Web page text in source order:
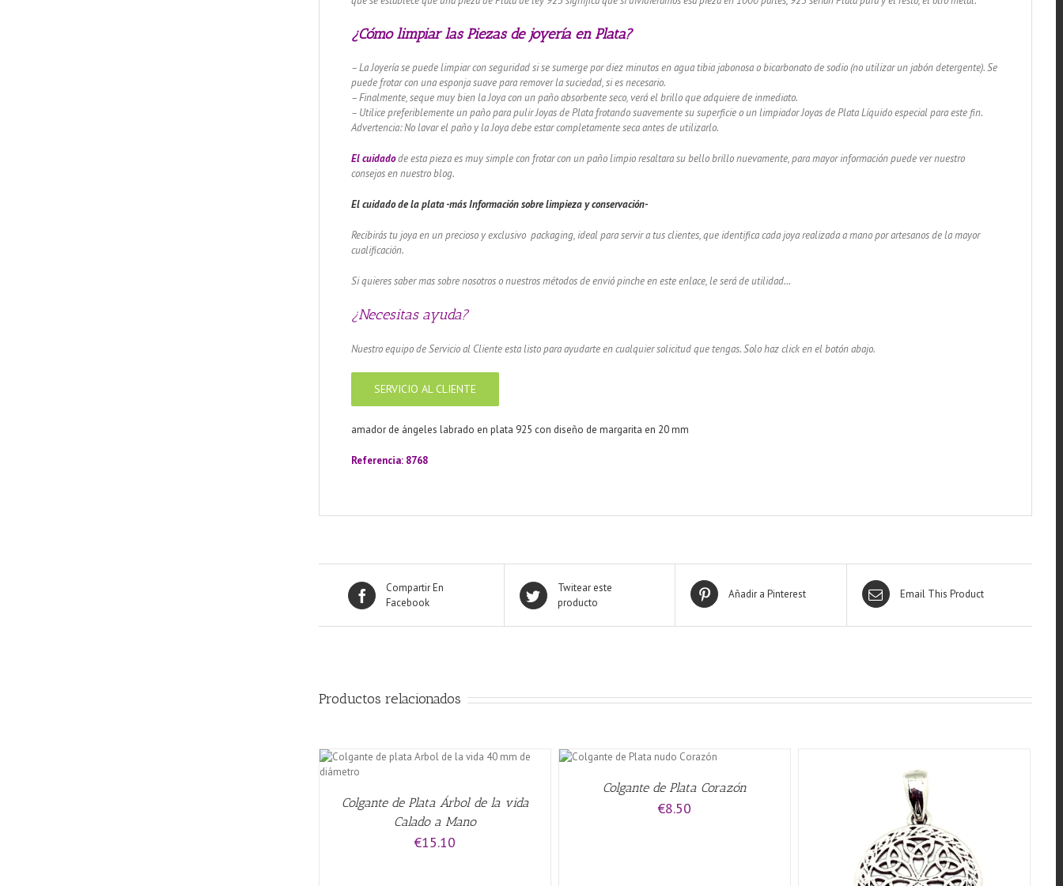
¿Cómo limpiar las Piezas de joyería en Plata?
– La Joyería se puede limpiar con seguridad si se sumerge por diez minutos en agua tibia jabonosa o bicarbonato de sodio (no utilizar un jabón detergente). Se
puede frotar con una esponja suave para remover la suciedad, si es necesario.
– Finalmente, seque muy bien la Joya con un paño absorbente seco, verá el brillo que adquiere de inmediato.
– Utilice preferiblemente un paño para pulir Joyas de Plata frotando suavemente su superficie o un limpiador Joyas de Plata Líquido especial para este fin.
Advertencia: No lavar el paño y la Joya debe estar completamente seca antes de utilizarlo.
El cuidadode esta pieza es muy simple con frotar con un paño limpio resaltara su bello brillo nuevamente, para mayor información puede ver nuestro
consejos en nuestro blog.
El cuidado dela plata -más Información sobre limpieza y conservación-
Recibirás tu joya en un precioso y exclusivo packaging, ideal para servir a tus clientes, que identifica cada joya realizada a mano por artesanos de la mayor
cualificación.
Si quieres saber mas sobre nosotros o nuestros métodos de envió pinche en este enlace, le será de utilidad…
¿Necesitas ayuda?
Nuestro equipo de Servicio al Cliente esta listo para ayudarte en cualquier solicitud que tengas. Solo haz click en el botón abajo.
SERVICIO AL CLIENTE
amador de ángeles labrado en plata 925 con diseño de margarita en 20 mm
Referencia: 8768
Compartir En
Facebook
Twitear este
producto
Añadir a Pinterest Email This Product
Productos relacionados
Colgante de Plata Árbol de la vida
Calado a Mano
€15.10
AÑADIR AL CARRITO
Colgante de Plata Corazón
€8.50